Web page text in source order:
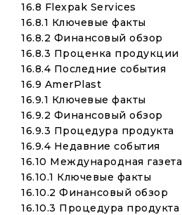
16.8 Flexpak Services
16.8.1 Ключевые факты
16.8.2 Финансовый обзор
16.8.3 Проценка продукции
16.8.4 Последние события
16.9 AmerPlast
16.9.1 Ключевые факты
16.9.2 Финансовый обзор
16.9.3 Процедура продукта
16.9.4 Недавние события
16.10 Международная газета
16.10.1 Ключевые факты
16.10.2 Финансовый обзор
16.10.3 Процедура продукта